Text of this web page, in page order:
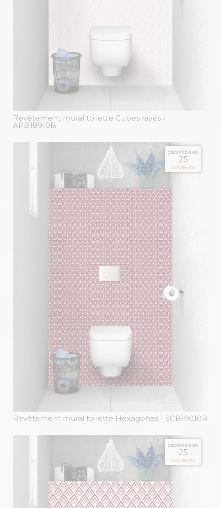
Revêtement mural toilette Cubes rayés -
APB18910B
disponible en
25
couleurs
Revêtement mural toilette Hexagones - SCB19010B
disponible en
25
couleurs